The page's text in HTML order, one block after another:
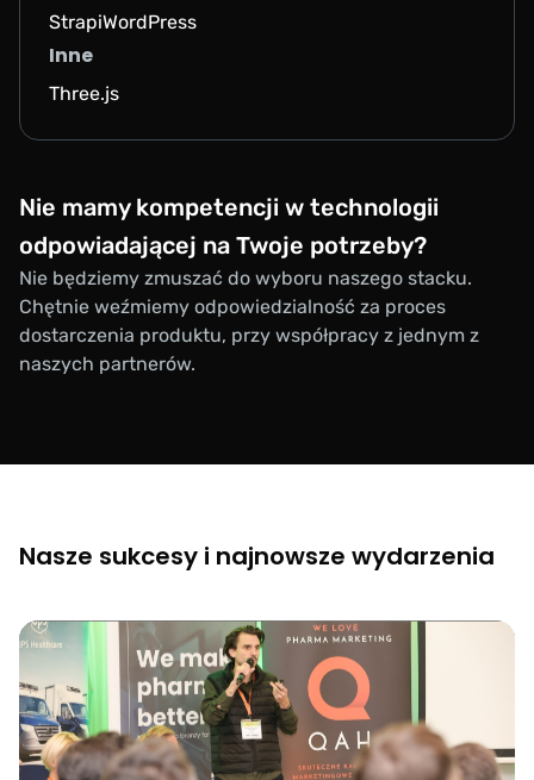
StrapiWordPress
Inne
Three.js
Nie mamy kompetencji w technologii
odpowiadającej na Twoje potrzeby?
Nie będziemy zmuszać do wyboru naszego stacku.
Chętnie weźmiemy odpowiedzialność za proces
dostarczenia produktu, przy współpracy z jednym z
naszych partnerów.
Nasze sukcesy i najnowsze wydarzenia